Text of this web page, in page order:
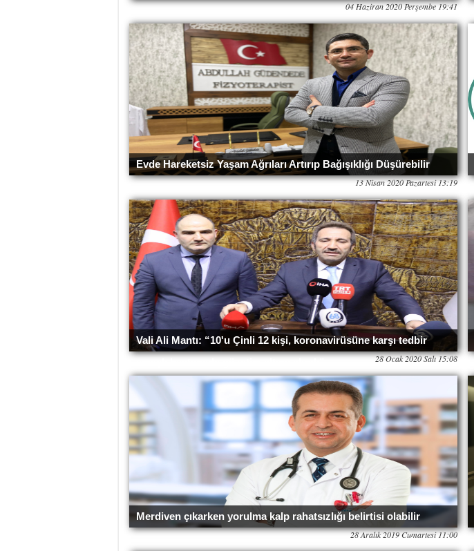
04 Haziran 2020 Perşembe 19:41
Evde Hareketsiz Yaşam Ağrıları Artırıp Bağışıklığı Düşürebilir
13 Nisan 2020 Pazartesi 13:19
Vali Ali Mantı: “10'u Çinli 12 kişi, koronavirüsüne karşı tedbir
28 Ocak 2020 Salı 15:08
Merdiven çıkarken yorulma kalp rahatsızlığı belirtisi olabilir
28 Aralık 2019 Cumartesi 11:00